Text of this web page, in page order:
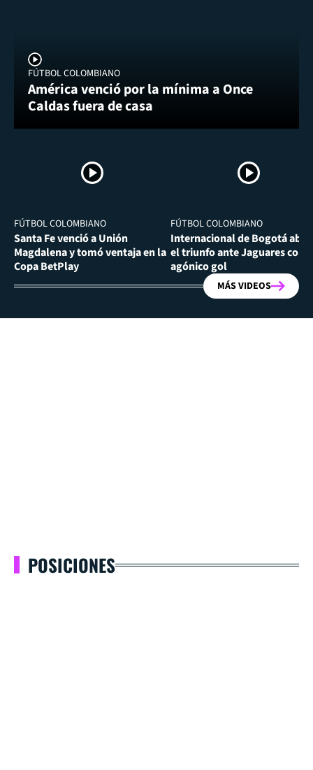
FÚTBOL COLOMBIANO
América venció por la mínima a Once
Caldas fuera de casa
FÚTBOL COLOMBIANO
Santa Fe venció a Unión
Magdalena y tomó ventaja en la
Copa BetPlay
FÚTBOL COLOMBIANO
Internacional de Bogotá
el triunfo ante Jaguares con
agónico gol
MÁS VIDEOS
POSICIONES